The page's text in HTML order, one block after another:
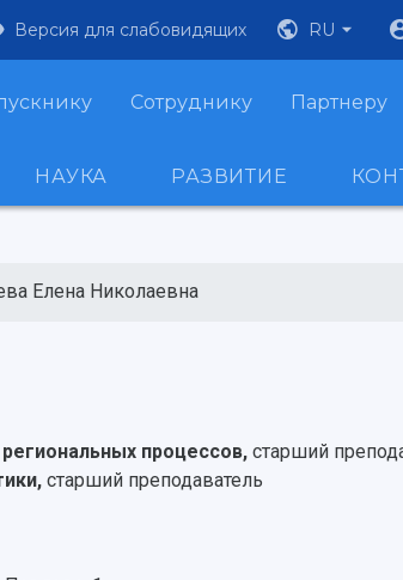
Версия для слабовидящих RU
Сотруднику Партнеру
НАУКА РАЗВИТИЕ
Елена Николаевна
процессов, старший
старший преподаватель